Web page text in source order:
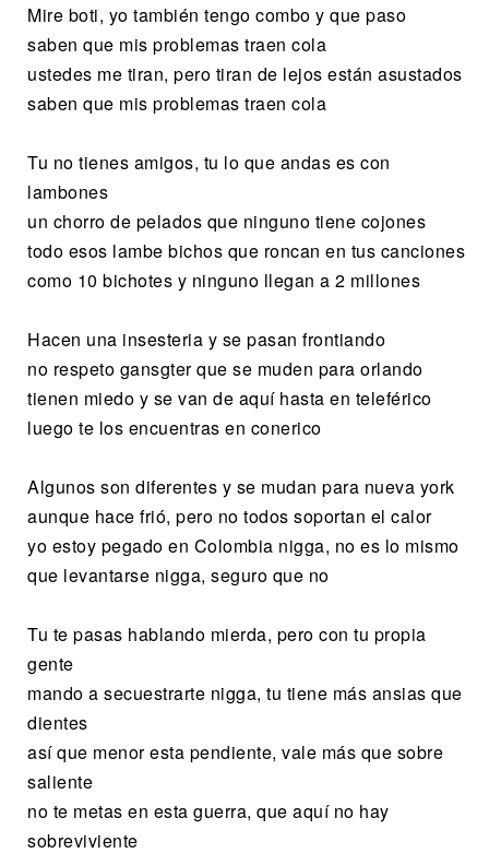
Mire boti, yo también tengo combo y que paso
saben que mis problemas traen cola
ustedes me tiran, pero tiran de lejos están asustados
saben que mis problemas traen cola
Tu no tienes amigos, tu lo que andas es con
lambones
un chorro de pelados que ninguno tiene cojones
todo esos lambe bichos que roncan en tus canciones
como 10 bichotes y ninguno llegan a 2 millones
Hacen una insesteria y se pasan frontiando
no respeto gansgter que se muden para orlando
tienen miedo y se van de aquí hasta en teleférico
luego te los encuentras en conerico
Algunos son diferentes y se mudan para nueva york
aunque hace frió, pero no todos soportan el calor
yo estoy pegado en Colombia nigga, no es lo mismo
que levantarse nigga, seguro que no
Tu te pasas hablando mierda, pero con tu propia
gente
mando a secuestrarte nigga, tu tiene más ansias que
dientes
así que menor esta pendiente, vale más que sobre
saliente
no te metas en esta guerra, que aquí no hay
sobreviviente